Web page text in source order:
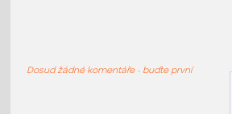
Dosud žádné komentáře - buďte první